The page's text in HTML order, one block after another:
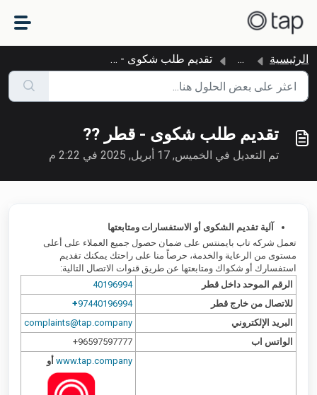
الرئيسية ... تقديم طلب شكوى - قطر ??
تقديم طلب شكوى - قطر ??
تم التعديل في الخميس, 17 أبريل, 2025 في 2:22 م
آلية تقديم الشكوى أو الاستفسارات ومتابعتها
تعمل شركه تاب بايمنتس على ضمان حصول جميع العملاء على أعلى
مستوى من الرعاية والخدمة، حرصاً منا على راحتك يمكنك تقديم
استفسارك أو شكواك ومتابعتها عن طريق قنوات الاتصال التالية:
الرقم الموحد داخل قطر
40196994
للاتصال من خارج قطر
97440196994
+
البريد الإلكتروني
complaints@tap.company
الواتس اب
96597597777+
www.tap.company أو